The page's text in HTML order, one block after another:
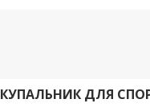
КУПАЛЬНИК ДЛЯ